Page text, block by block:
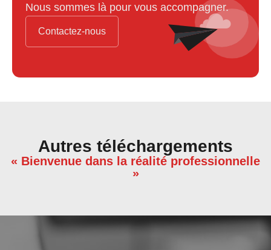
Nous sommes là pour vous accompagner.
Contactez-nous
Autres téléchargements
« Bienvenue dans la réalité professionnelle
»